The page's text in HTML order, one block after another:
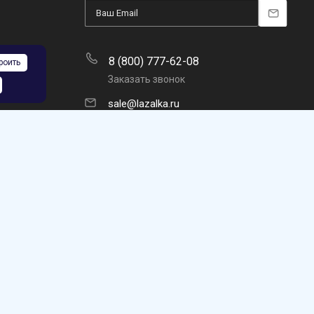
8 (800) 777-62-08
Заказать звонок
sale@lazalka.ru